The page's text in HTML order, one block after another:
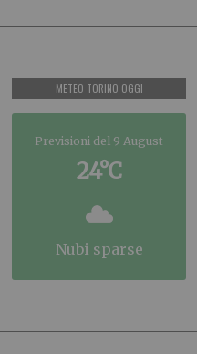
METEO TORINO OGGI
Previsioni del 9 August
24°C
nubi sparse